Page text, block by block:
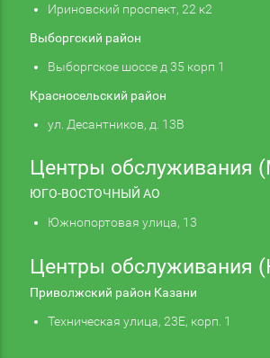
Ириновский проспект, 22 к2
Выборгский район
Выборгское шоссе д 35 корп 1
Красносельский район
ул. Десантников, д. 13В
Центры обслуживания
ЮГО-ВОСТОЧНЫЙ АО
Южнопортовая улица, 13
Центры обслуживания
Приволжский район Казани
Техническая улица, 23Е, корп. 1